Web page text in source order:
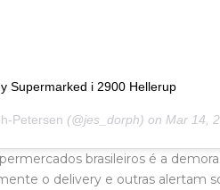
Supermarked i 2900 Hellerup
Petersen (@jes_dorph) on Mar 14,
brasileiros é a
o delivery e outras alertam